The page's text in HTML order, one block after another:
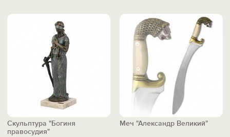
Скульптура "Богиня
правосудия"
Меч "Александр Великий"